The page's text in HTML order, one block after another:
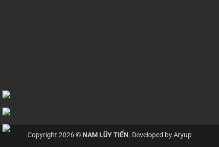
Copyright 2026 © NAM LŨY TIẾN. Developed byAryup